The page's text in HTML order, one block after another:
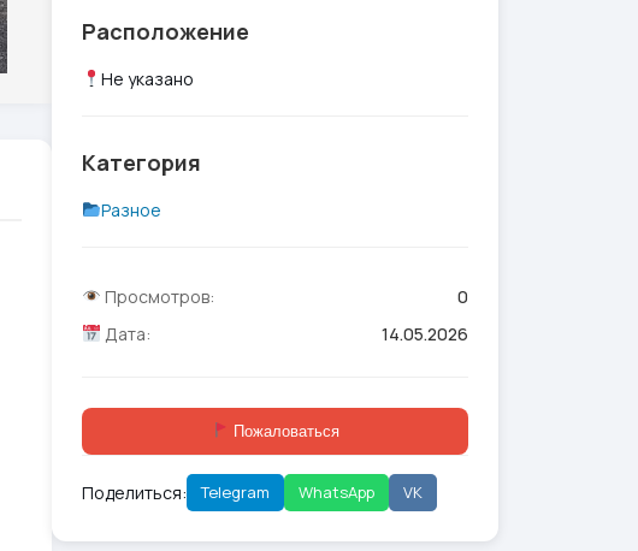
Расположение
Не указано
Категория
Разное
Просмотров:
0
Дата:
14.05.2026
Пожаловаться
Поделиться: Telegram WhatsApp VK